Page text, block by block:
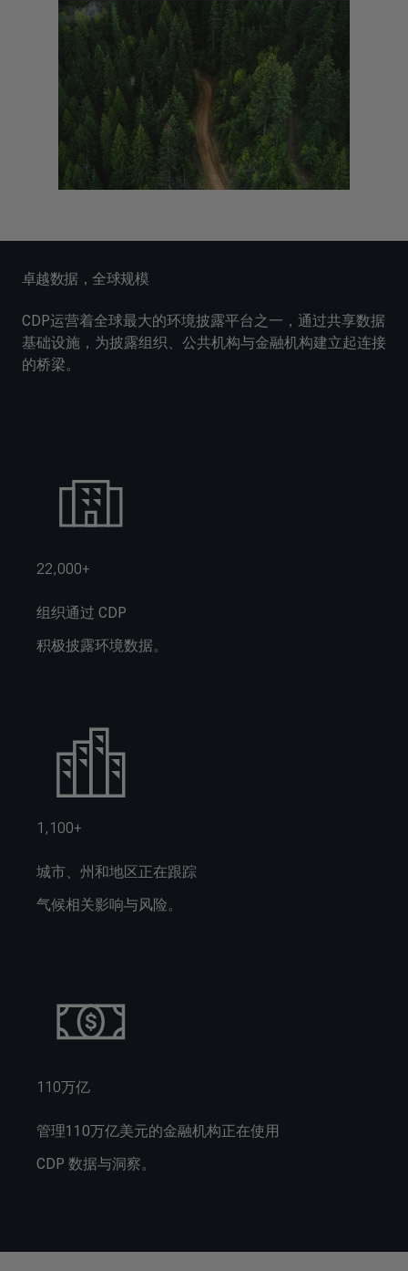
卓越数据，全球规模
CDP运营着全球最大的环境披露平台之一，通过共享数据
基础设施，为披露组织、公共机构与金融机构建立起连接
的桥梁。
22,000+
组织通过 CDP
积极披露环境数据。
1,100+
城市、州和地区正在跟踪
气候相关影响与风险。
110万亿
管理110万亿美元的金融机构正在使用
CDP 数据与洞察。